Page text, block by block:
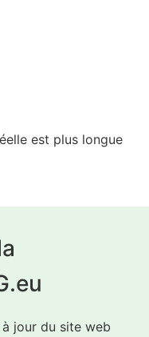
est plus longue
jour du site web